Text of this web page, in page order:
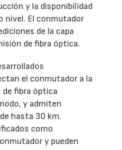
y la disponibilidad
nivel. El conmutador
de la capa
de fibra óptica.
el conmutador a la
de fibra óptica
y admiten
hasta 30 km.
como
y pueden